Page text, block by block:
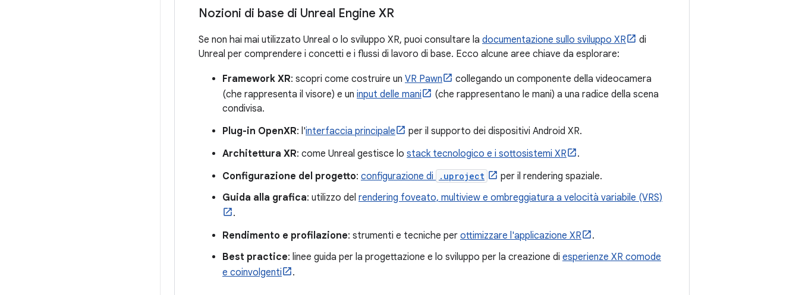
Nozioni di base di Unreal Engine XR
Se non hai mai utilizzato Unreal o lo sviluppo XR, puoi consultare la documentazione sullo sviluppo XR
di
Unreal per comprendere i concetti e i flussi di lavoro di base. Ecco alcune aree chiave da esplorare:
Framework XR: scopri come costruire un VR Pawn
collegando un componente della videocamera
(che rappresenta il visore) e un input delle mani
(che rappresentano le mani) a una radice della scena
condivisa.
Plug-in OpenXR: l'interfaccia principale
per il supporto dei dispositivi Android XR.
Architettura XR: come Unreal gestisce lo stack tecnologico e i sottosistemi XR
.
Configurazione del progetto: configurazione di .uproject
per il rendering spaziale.
Guida alla grafica: utilizzo del rendering foveato, multiview e ombreggiatura a velocità variabile (VRS)
.
Rendimento e profilazione: strumenti e tecniche per ottimizzare l'applicazione XR
.
Best practice: linee guida per la progettazione e lo sviluppo per la creazione di esperienze XR comode
e coinvolgenti
.